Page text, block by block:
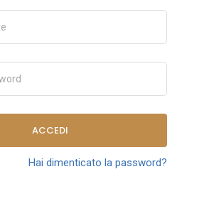
ACCEDI
Hai dimenticato la password?